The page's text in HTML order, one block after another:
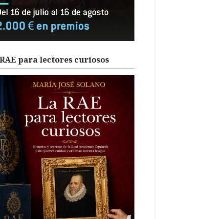
para lectores curiosos